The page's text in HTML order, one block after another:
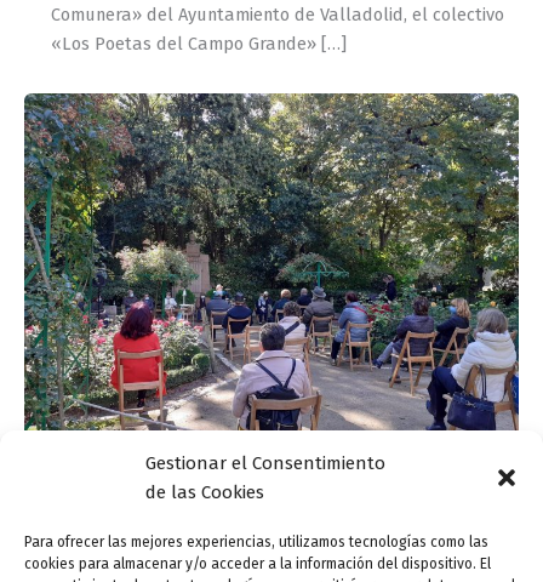
Gestionar el Consentimiento
de las Cookies
Para ofrecer las mejores experiencias, utilizamos tecnologías como las
cookies para almacenar y/o acceder a la información del dispositivo. El
Comunera» del Ayuntamiento de Valladolid, el colectivo
«Los Poetas del Campo Grande» […]
Recital de poesía: «Comuneros de Castilla», a
cargo de Los Poetas del Campo Grande
ensutinta/2 mayo, 2021